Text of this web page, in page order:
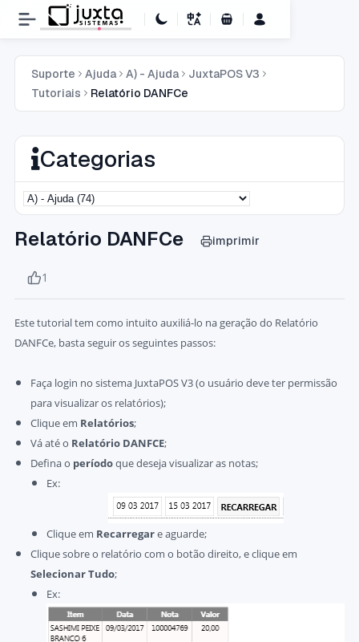
Carrinho de Compras
Suporte Ajuda A) - Ajuda
JuxtaPOS V3
Tutoriais
Relatório DANFCe
Categorias
Relatório DANFCe imprimir
1
Este tutorial tem como intuito auxiliá-lo na geração do Relatório
DANFCe, basta seguir os seguintes passos:
Faça login no sistema JuxtaPOS V3 (o usuário deve ter permissão
para visualizar os relatórios);
Clique em Relatórios;
Vá até o Relatório DANFCE;
Defina o períodoque deseja visualizar as notas;
Ex:
Clique em Recarregare aguarde;
Clique sobre o relatório com o botão direito, e clique em
Selecionar Tudo;
Ex: